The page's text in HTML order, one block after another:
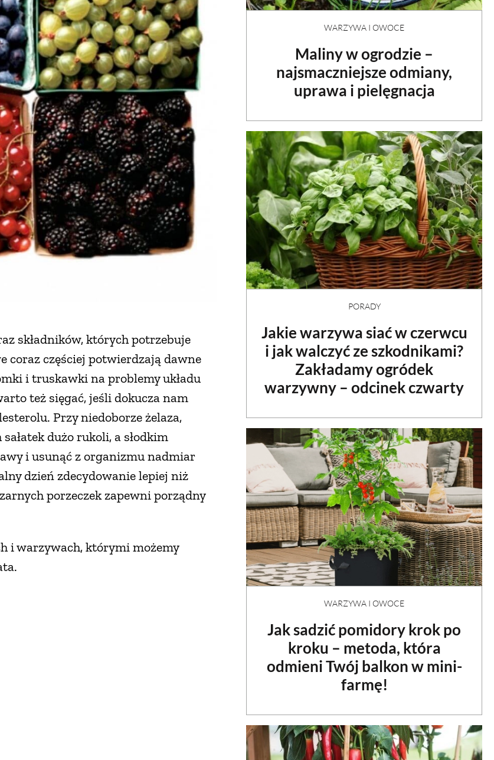
składników, których potrzebuje
coraz częściej potwierdzają dawne
i truskawki na problemy układu
też sięgać, jeśli dokucza nam
Przy niedoborze żelaza,
dużo rukoli, a słodkim
i usunąć z organizmu nadmiar
dzień zdecydowanie lepiej niż
porzeczek zapewni porządny
i warzywach, którymi możemy
WARZYWA I OWOCE
Maliny w ogrodzie –
najsmaczniejsze odmiany,
uprawa i pielęgnacja
PORADY
Jakie warzywa siać w czerwcu
i jak walczyć ze szkodnikami?
Zakładamy ogródek
warzywny – odcinek czwarty
WARZYWA I OWOCE
Jak sadzić pomidory krok po
kroku – metoda, która
odmieni Twój balkon w mini-
farmę!